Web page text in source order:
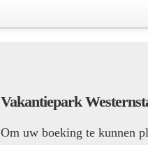
Vakantiepark
Om uw boeking te kunnen